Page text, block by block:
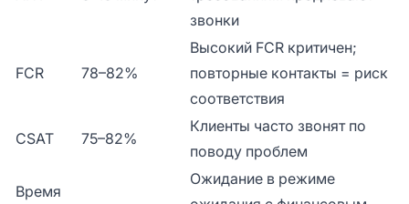
звонки
FCR 78–82%
Высокий FCR критичен;
повторные контакты = риск
соответствия
CSAT 75–82%
Клиенты часто звонят по
поводу проблем
Время
Ожидание в режиме